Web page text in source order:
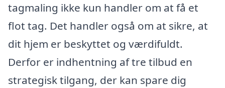
tagmaling ikke kun handler om at få et
flot tag. Det handler også om at sikre, at
dit hjem er beskyttet og værdifuldt.
Derfor er indhentning af tre tilbud en
strategisk tilgang, der kan spare dig